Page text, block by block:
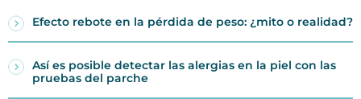
Efecto rebote en la pérdida de peso: ¿mito o realidad?
Así es posible detectar las alergias en la piel con las
pruebas del parche